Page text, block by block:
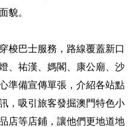
貌。
梭巴士服務，路線覆蓋新口
、祐漢、媽閣、康公廟、沙
準備宣傳單張，介紹各站點
，吸引旅客發掘澳門特色小
店等店鋪，讓他們更地道地